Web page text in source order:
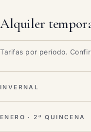
Alquiler
Tarifas por período.
INVERNAL
ENERO · 2ª QUINCENA